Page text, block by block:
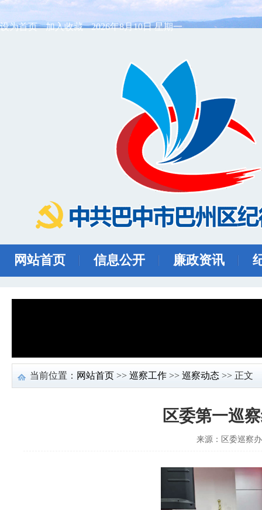
设为首页 加入收藏 2026年8月10日 星期一
网站首页 信息公开 廉政资讯
当前位置： 网站首页 >> 巡察工作 >> 巡察动态 >> 正文
区委第一巡
来源：区委巡察办